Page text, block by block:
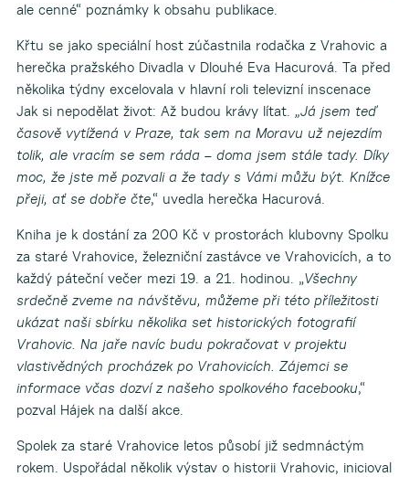
ale cenné“ poznámky k obsahu publikace.
Křtu se jako speciální host zúčastnila rodačka z Vrahovic a
herečka pražského Divadla v Dlouhé Eva Hacurová. Ta před
několika týdny excelovala v hlavní roli televizní inscenace
Jak si nepodělat život: Až budou krávy lítat. „Já jsem teď
časově vytížená v Praze, tak sem na Moravu už nejezdím
tolik, ale vracím se sem ráda – doma jsem stále tady. Díky
moc, že jste mě pozvali a že tady s Vámi můžu být. Knížce
přeji, ať se dobře čte,“ uvedla herečka Hacurová.
Kniha je k dostání za 200 Kč v prostorách klubovny Spolku
za staré Vrahovice, železniční zastávce ve Vrahovicích, a to
každý páteční večer mezi 19. a 21. hodinou. „Všechny
srdečně zveme na návštěvu, můžeme při této příležitosti
ukázat naši sbírku několika set historických fotografií
Vrahovic. Na jaře navíc budu pokračovat v projektu
vlastivědných procházek po Vrahovicích. Zájemci se
informace včas dozví z našeho spolkového facebooku,“
pozval Hájek na další akce.
Spolek za staré Vrahovice letos působí již sedmnáctým
rokem. Uspořádal několik výstav o historii Vrahovic, inicioval